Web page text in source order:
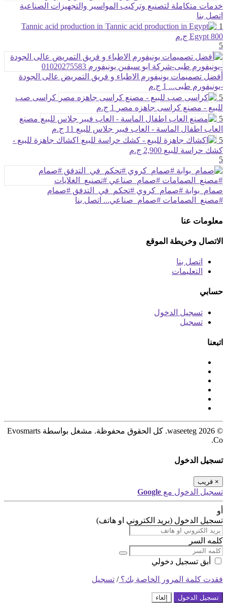
خدمات متكاملة لتصنيع وتركيب المواسير والتجهيزات الصناعية
اتصل بنا
1
Tannic acid production in
Egypt 800 ج.م
5
أفضل تصميمات يونيفورم الاطباء و فريق التمريض عالى الجودة
-يونيفورم طبى... 1 ج.م
5
كراسى صب
للبيع - مصنع كراسى جاهزه مصر
1 ج.م
5
مصنع
العاب اطفال الماسة - العاب فيبر جلاس للبيع 11 ج.م
5
اكشاك جاهزة للبيع -
كشك حراسة للبيع 2,900 ج.م
5
صمام_بوابة #صمام_كروي #تحكم_في_التدفق #صمام
#مصنع_الصمامات #صمام_صناعي... اتصل بنا
معلومات عنا
الاتصال وخريطة الموقع
اتصل بنا
التعليمات
حسابي
تسجيل الدخول
تسجيل
اتبعنا
© 2026 waseeteg. كل الحقوق محفوظة. مشغل بواسطة Evosmarts
Co.
تسجيل الدخول
× قريب
تسجيل الدخول مع Google
أو
تسجيل الدخول (بريد الكتروني او هاتف)
كلمه السر
أبق تسجيل دخولي
فقدت كلمة المرور الخاصة بك؟/ تسجيل
تسجيل الدخول إلغاء